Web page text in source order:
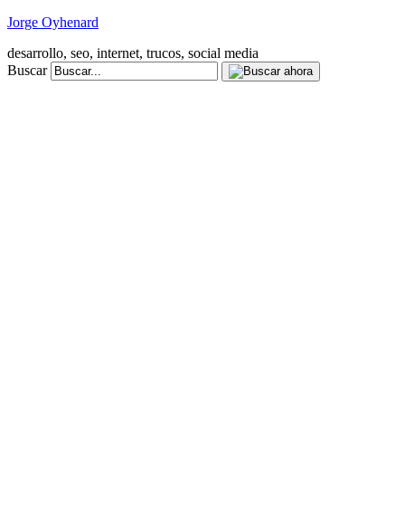
Jorge Oyhenard
desarrollo, seo, internet, trucos, social media
Buscar